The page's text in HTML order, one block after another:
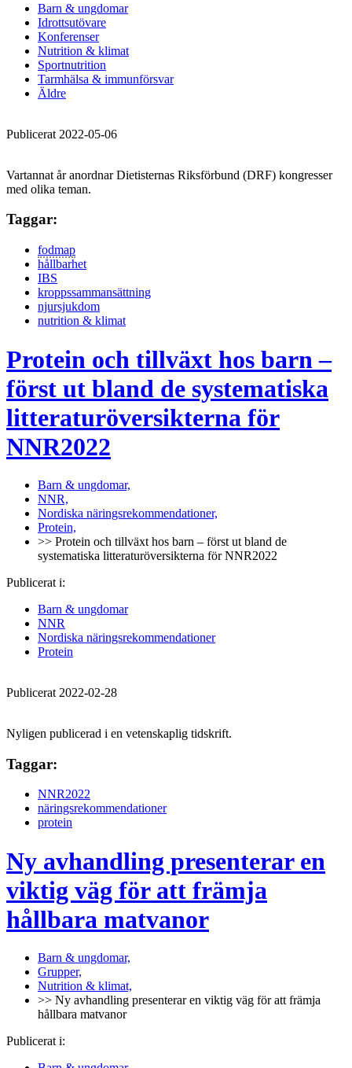
Barn & ungdomar
Idrottsutövare
Konferenser
Nutrition & klimat
Sportnutrition
Tarmhälsa & immunförsvar
Äldre
Publicerat 2022-05-06
Vartannat år anordnar Dietisternas Riksförbund (DRF) kongresser
med olika teman.
Taggar:
fodmap
hållbarhet
IBS
kroppssammansättning
njursjukdom
nutrition & klimat
Protein och tillväxt hos barn –
först ut bland de systematiska
litteraturöversikterna för
NNR2022
Barn & ungdomar,
NNR,
Nordiska näringsrekommendationer,
Protein,
>> Protein och tillväxt hos barn – först ut bland de
systematiska litteraturöversikterna för NNR2022
Publicerat i:
Barn & ungdomar
NNR
Nordiska näringsrekommendationer
Protein
Publicerat 2022-02-28
Nyligen publicerad i en vetenskaplig tidskrift.
Taggar:
NNR2022
näringsrekommendationer
protein
Ny avhandling presenterar en
viktig väg för att främja
hållbara matvanor
Barn & ungdomar,
Grupper,
Nutrition & klimat,
>> Ny avhandling presenterar en viktig väg för att främja
hållbara matvanor
Publicerat i: